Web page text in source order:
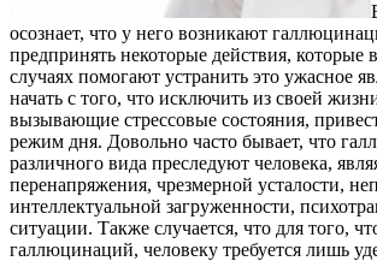
осознает, что у него возникают
предпринять некоторые действия, которые
случаях помогают устранить это ужасное
начать с того, что исключить из своей
вызывающие стрессовые состояния,
режим дня. Довольно часто бывает, что
различного вида преследуют человека,
перенапряжения, чрезмерной усталости,
интеллектуальной загруженности,
ситуации. Также случается, что для того,
галлюцинаций, человеку требуется лишь